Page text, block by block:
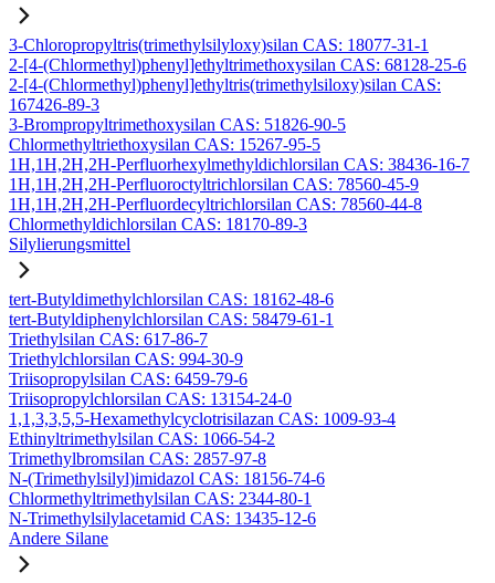
3-Chloropropyltris(trimethylsilyloxy)silan CAS: 18077-31-1
2-[4-(Chlormethyl)phenyl]ethyltrimethoxysilan CAS: 68128-25-6
2-[4-(Chlormethyl)phenyl]ethyltris(trimethylsiloxy)silan CAS:
167426-89-3
3-Brompropyltrimethoxysilan CAS: 51826-90-5
Chlormethyltriethoxysilan CAS: 15267-95-5
1H,1H,2H,2H-Perfluorhexylmethyldichlorsilan CAS: 38436-16-7
1H,1H,2H,2H-Perfluoroctyltrichlorsilan CAS: 78560-45-9
1H,1H,2H,2H-Perfluordecyltrichlorsilan CAS: 78560-44-8
Chlormethyldichlorsilan CAS: 18170-89-3
Silylierungsmittel
tert-Butyldimethylchlorsilan CAS: 18162-48-6
tert-Butyldiphenylchlorsilan CAS: 58479-61-1
Triethylsilan CAS: 617-86-7
Triethylchlorsilan CAS: 994-30-9
Triisopropylsilan CAS: 6459-79-6
Triisopropylchlorsilan CAS: 13154-24-0
1,1,3,3,5,5-Hexamethylcyclotrisilazan CAS: 1009-93-4
Ethinyltrimethylsilan CAS: 1066-54-2
Trimethylbromsilan CAS: 2857-97-8
N-(Trimethylsilyl)imidazol CAS: 18156-74-6
Chlormethyltrimethylsilan CAS: 2344-80-1
N-Trimethylsilylacetamid CAS: 13435-12-6
Andere Silane